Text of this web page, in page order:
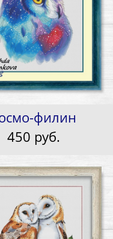
филин
450 pуб.